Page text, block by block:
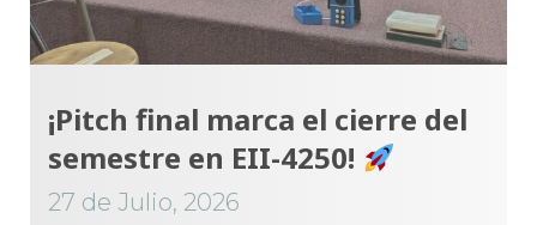
¡Pitch final marca el cierre del
semestre en EII-4250!
27 de Julio, 2026